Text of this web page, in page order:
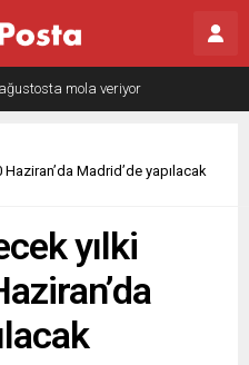
mola veriyor
Madrid’de yapılacak
yılki